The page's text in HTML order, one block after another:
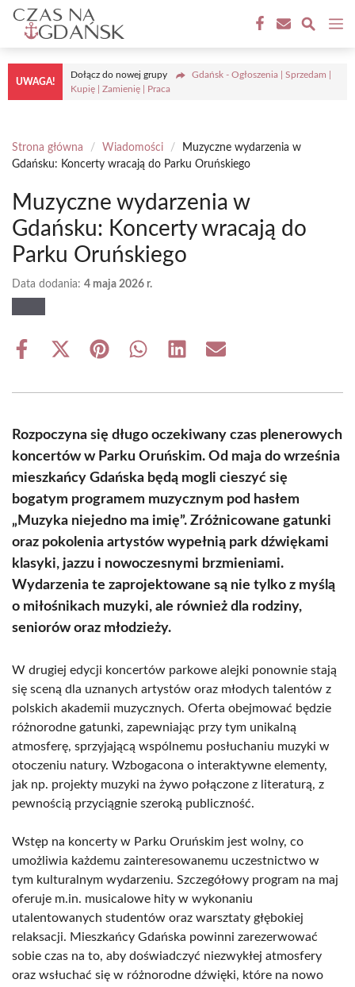
Przejdź
treści
UWAGA!
Dołącz do nowej grupy
Gdańsk - Ogłoszenia | Sprzedam |
Kupię | Zamienię | Praca
Strona główna / Wiadomości /
Muzyczne wydarzenia w
Gdańsku: Koncerty wracają do Parku Oruńskiego
Muzyczne wydarzenia w
Gdańsku: Koncerty wracają do
Parku Oruńskiego
Data dodania: 4 maja 2026 r.
Share
Share
(Twitter)
Share Share Share Share
Rozpoczyna się długo oczekiwany czas plenerowych
koncertów w Parku Oruńskim. Od maja do września
mieszkańcy Gdańska będą mogli cieszyć się
bogatym programem muzycznym pod hasłem
„Muzyka niejedno ma imię”. Zróżnicowane gatunki
oraz pokolenia artystów wypełnią park dźwiękami
klasyki, jazzu i nowoczesnymi brzmieniami.
Wydarzenia te zaprojektowane są nie tylko z myślą
o miłośnikach muzyki, ale również dla rodziny,
seniorów oraz młodzieży.
W drugiej edycji koncertów parkowe alejki ponownie stają
się sceną dla uznanych artystów oraz młodych talentów z
polskich akademii muzycznych. Oferta obejmować będzie
różnorodne gatunki, zapewniając przy tym unikalną
atmosferę, sprzyjającą wspólnemu posłuchaniu muzyki w
otoczeniu natury. Wzbogacona o interaktywne elementy,
jak np. projekty muzyki na żywo połączone z literaturą, z
pewnością przyciągnie szeroką publiczność.
Wstęp na koncerty w Parku Oruńskim jest wolny, co
umożliwia każdemu zainteresowanemu uczestnictwo w
tym kulturalnym wydarzeniu. Szczegółowy program na maj
oferuje m.in. musicalowe hity w wykonaniu
utalentowanych studentów oraz warsztaty głębokiej
relaksacji. Mieszkańcy Gdańska powinni zarezerwować
sobie czas na to, aby doświadczyć niezwykłej atmosfery
oraz wsłuchać się w różnorodne dźwięki, które na nowo